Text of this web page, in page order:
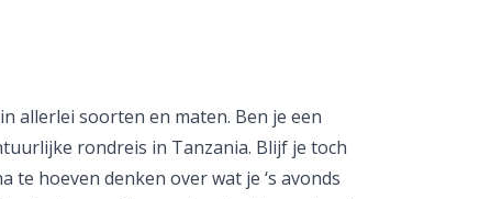
allerlei soorten en maten. Ben je een
rondreis in Tanzania. Blijf je toch
te hoeven denken over wat je ‘s avonds